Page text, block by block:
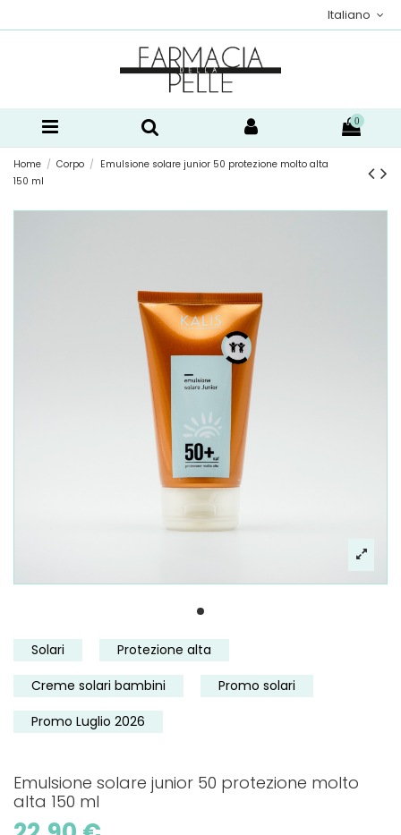
Italiano
0
Home Corpo
Emulsione solare junior 50 protezione molto alta
150 ml
Solari
Protezione alta
Creme solari bambini
Promo solari
Promo Luglio 2026
Emulsione solare junior 50 protezione molto
alta 150 ml